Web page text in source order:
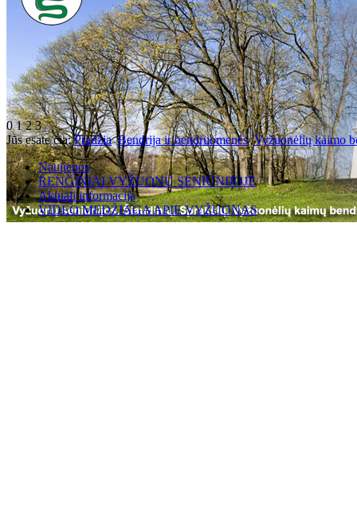
0123
Jūs esate čia:Pradžia Bendrija ir bendruomenės Vyžuonėlių kaimo
Naujienos
RENGINIAI VYŽUONŲ SENIŪNIJOJE
Aktuali informacija
VIDEO MEDŽIAGA APIE VYŽUONAS